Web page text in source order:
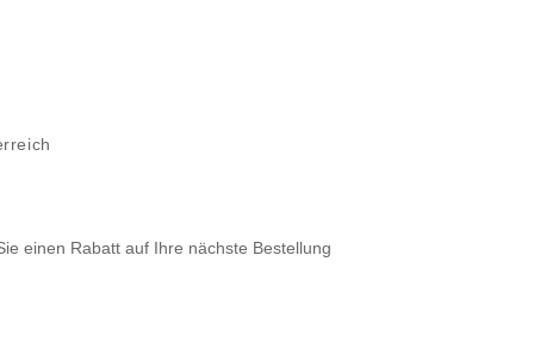
einen Rabatt auf Ihre nächste Bestellung